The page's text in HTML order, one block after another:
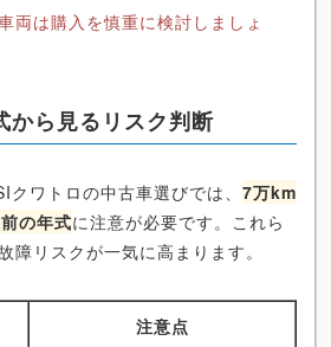
両は購入を慎重に検討しましょ
から見るリスク判断
ワトロの中古車選びでは、 7万km
の年式に注意が必要です。これら
障リスクが一気に高まります。
注意点